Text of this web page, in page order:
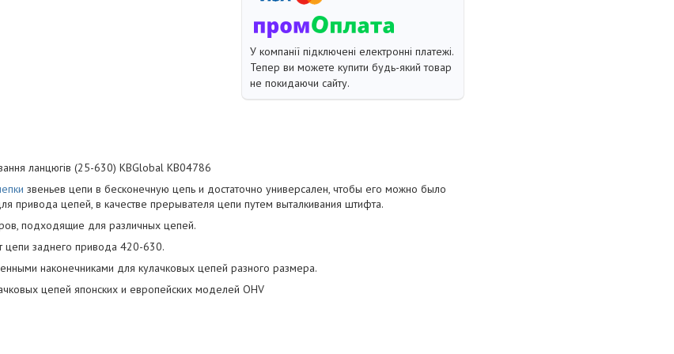
У компанії підключені електронні платежі.
Тепер ви можете купити будь-який товар
не покидаючи сайту.
ланцюгів (25-630) KBGlobal KB04786
звеньев цепи в бесконечную цепь и достаточно универсален, чтобы его можно было
привода цепей, в качестве прерывателя цепи путем выталкивания штифта.
подходящие для различных цепей.
цепи заднего привода 420-630.
наконечниками для кулачковых цепей разного размера.
цепей японских и европейских моделей OHV